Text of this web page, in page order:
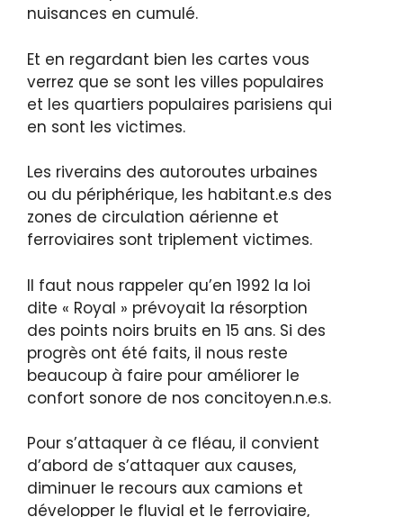
nuisances en cumulé.
Et en regardant bien les cartes vous
verrez que se sont les villes populaires
et les quartiers populaires parisiens qui
en sont les victimes.
Les riverains des autoroutes urbaines
ou du périphérique, les habitant.e.s des
zones de circulation aérienne et
ferroviaires sont triplement victimes.
Il faut nous rappeler qu’en 1992 la loi
dite « Royal » prévoyait la résorption
des points noirs bruits en 15 ans. Si des
progrès ont été faits, il nous reste
beaucoup à faire pour améliorer le
confort sonore de nos concitoyen.n.e.s.
Pour s’attaquer à ce fléau, il convient
d’abord de s’attaquer aux causes,
diminuer le recours aux camions et
développer le fluvial et le ferroviaire,